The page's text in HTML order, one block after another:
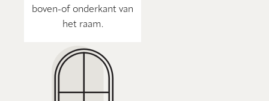
boven-of onderkant van
het raam.